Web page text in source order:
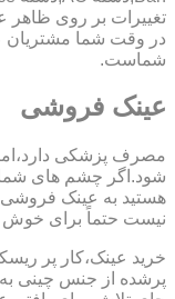
تغییرات بر روی
در وقت شما مشتریان
شماست.
عینک فروشی
مصرف پزشکی دارد،اما
شود.اگر چشم های
هستید به عینک فروشی
نیست حتماً برای خوش
خرید عینک،کار پر
پرشده از جنس چینی به